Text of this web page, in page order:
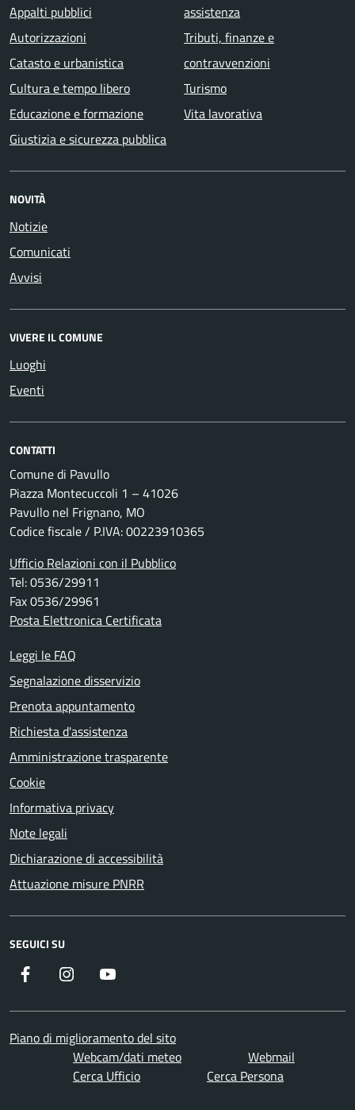
Appalti pubblici
Autorizzazioni
Catasto e urbanistica
Cultura e tempo libero
Educazione e formazione
Giustizia e sicurezza pubblica
assistenza
Tributi, finanze e
contravvenzioni
Turismo
Vita lavorativa
NOVITÀ
Notizie
Comunicati
Avvisi
VIVERE IL COMUNE
Luoghi
Eventi
CONTATTI
Comune di Pavullo
Piazza Montecuccoli 1 – 41026
Pavullo nel Frignano, MO
Codice fiscale / P.IVA: 00223910365
Ufficio Relazioni con il Pubblico
Tel: 0536/29911
Fax 0536/29961
Posta Elettronica Certificata
Leggi le FAQ
Segnalazione disservizio
Prenota appuntamento
Richiesta d'assistenza
Amministrazione trasparente
Cookie
Informativa privacy
Note legali
Dichiarazione di accessibilità
Attuazione misure PNRR
SEGUICI SU
Facebook Instagram
Piano di miglioramento del sito
Webcam/dati meteo
Webmail
Cerca Ufficio
Cerca Persona